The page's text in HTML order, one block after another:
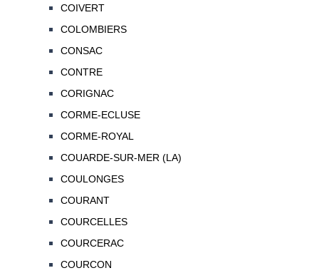
COIVERT
COLOMBIERS
CONSAC
CONTRE
CORIGNAC
CORME-ECLUSE
CORME-ROYAL
COUARDE-SUR-MER (LA)
COULONGES
COURANT
COURCELLES
COURCERAC
COURCON